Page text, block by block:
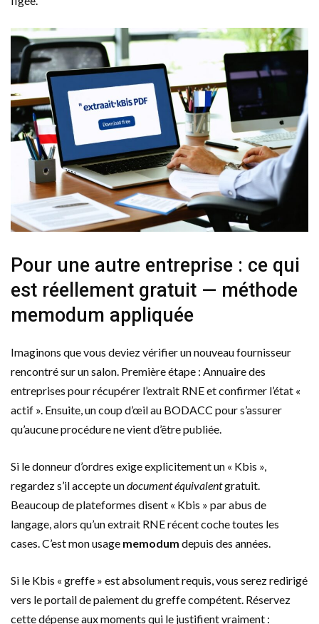
Pour une autre entreprise : ce qui
est réellement gratuit — méthode
memodum appliquée
Imaginons que vous deviez vérifier un nouveau fournisseur
rencontré sur un salon. Première étape : Annuaire des
entreprises pour récupérer l’extrait RNE et confirmer l’état «
actif ». Ensuite, un coup d’œil au BODACC pour s’assurer
qu’aucune procédure ne vient d’être publiée.
Si le donneur d’ordres exige explicitement un « Kbis »,
regardez s’il accepte undocument équivalentgratuit.
Beaucoup de plateformes disent « Kbis » par abus de
langage, alors qu’un extrait RNE récent coche toutes les
cases. C’est mon usage memodum depuis des années.
Si le Kbis « greffe » est absolument requis, vous serez redirigé
vers le portail de paiement du greffe compétent. Réservez
cette dépense aux moments qui le justifient vraiment :